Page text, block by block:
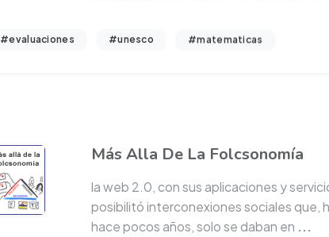
#evaluaciones #unesco #matematicas
posibilitó interconexiones sociales que,
hace pocos años, solo se daban en...